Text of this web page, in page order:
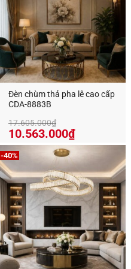
Đèn chùm thả pha lê cao cấp
CDA-8883B
17.605.000₫
10.563.000₫
-40%